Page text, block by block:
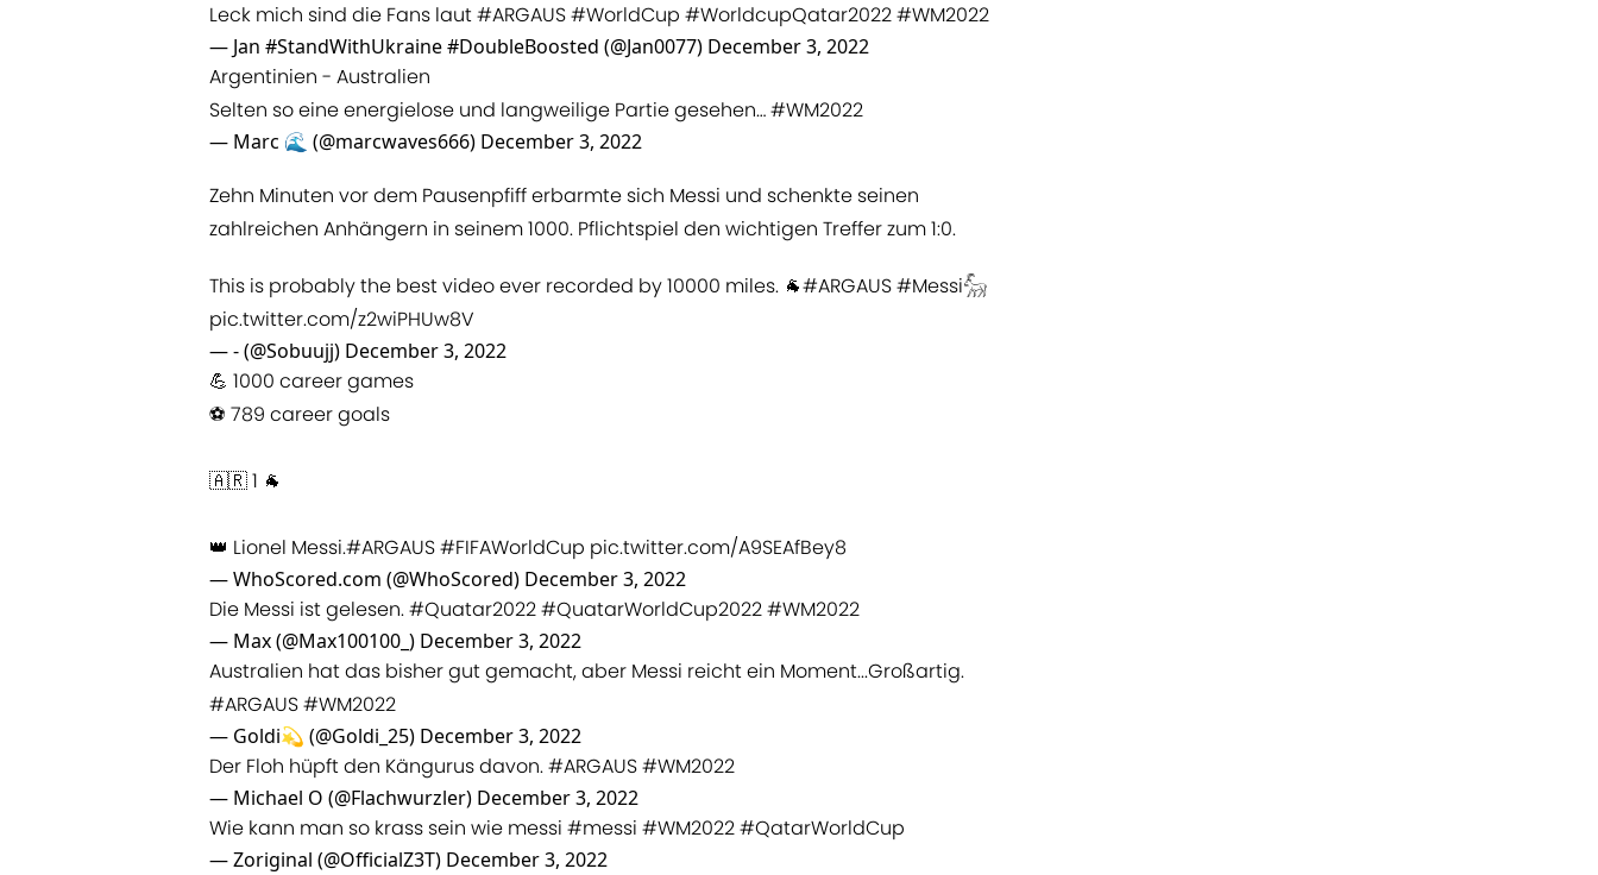
Leck mich sind die Fans laut#ARGAUS#WorldCup #WorldcupQatar2022#WM2022
— Jan #StandWithUkraine #DoubleBoosted (@Jan0077) December 3, 2022
Argentinien - Australien
Selten so eine energielose und langweilige Partie gesehen…#WM2022
— Marc 🌊 (@marcwaves666) December 3, 2022
Zehn Minuten vor dem Pausenpfiff erbarmte sich Messi und schenkte seinen
zahlreichen Anhängern in seinem 1000. Pflichtspiel den wichtigen Treffer zum 1:0.
This is probably the best video ever recorded by 10000 miles. 🐐#ARGAUS#Messi𓃵
pic.twitter.com/z2wiPHUw8V
— - (@Sobuujj) December 3, 2022
💪 1000 career games
⚽️ 789 career goals
🇦🇷 1 🐐
👑 Lionel Messi.#ARGAUS#FIFAWorldCup pic.twitter.com/A9SEAfBey8
— WhoScored.com (@WhoScored) December 3, 2022
Die Messi ist gelesen.#Quatar2022#QuatarWorldCup2022#WM2022
— Max (@Max100100_) December 3, 2022
Australien hat das bisher gut gemacht, aber Messi reicht ein Moment...Großartig.
#ARGAUS#WM2022
— Goldi💫 (@Goldi_25) December 3, 2022
Der Floh hüpft den Kängurus davon.#ARGAUS#WM2022
— Michael O (@Flachwurzler) December 3, 2022
Wie kann man so krass sein wie messi #messi #WM2022#QatarWorldCup
— Zoriginal (@OfficialZ3T) December 3, 2022